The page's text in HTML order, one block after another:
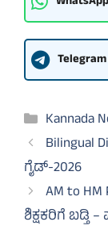
Categories
Kannada
Bilingual
ಗೈಡ್-2026
AM to HM
ಶಿಕ್ಷಕರಿಗೆ ಬಡ್ತಿ –